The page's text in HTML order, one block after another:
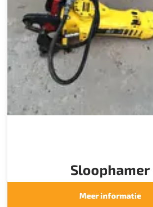
Sloophamer
Meer informatie